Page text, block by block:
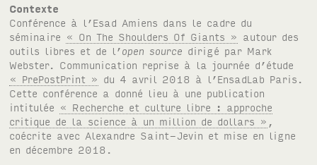
Contexte
Conférence à l’Esad Amiens dans le cadre du
séminaire « On The Shoulders Of Giants » autour des
outils libres et de l’open source dirigé par Mark
Webster. Communication reprise à la journée d’étude
« PrePostPrint » du 4 avril 2018 à l’EnsadLab Paris.
Cette conférence a donné lieu à une publication
intitulée « Recherche et culture libre : approche
critique de la science à un million de dollars »
coécrite avec Alexandre Saint-Jevin et mise en ligne
en décembre 2018.